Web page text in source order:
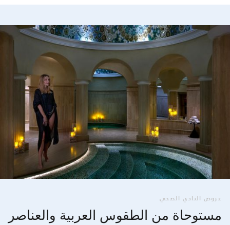
عروض النادي الصحي
مستوحاة من الطقوس العربية والعناصر